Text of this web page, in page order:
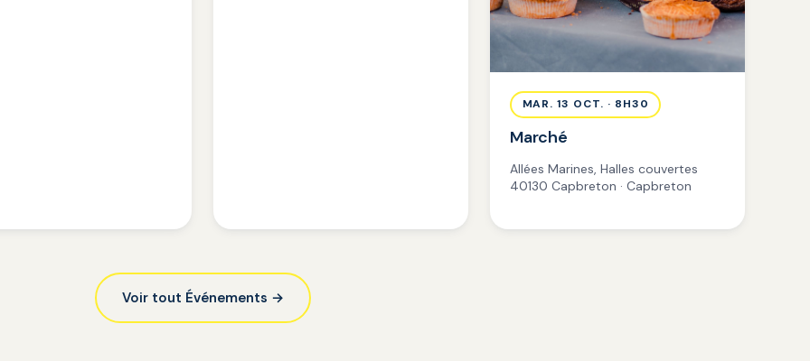
MAR. 13 OCT. · 8H30
Marché
Allées Marines, Halles couvertes
40130 Capbreton · Capbreton
Voir tout Événements →